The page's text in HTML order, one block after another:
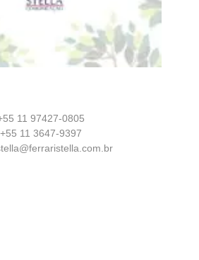
11 97427-0805
+55 11 3647-9397